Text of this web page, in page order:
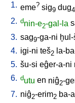
1. eme? sig9 dug4
2. dnin-e2-gal-la
3. sag9-ga-ni
4. igi-ni teš2 la-
5. šu-si eĝer-a-ni
6. dutu en niĝ2-
7. niĝ2-erim2 ba-